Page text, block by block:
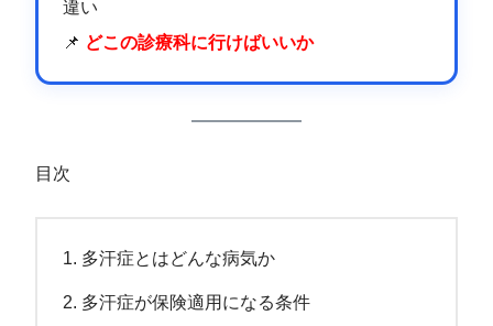
違い
📌 どこの診療科に行けばいいか
目次
多汗症とはどんな病気か
多汗症が保険適用になる条件